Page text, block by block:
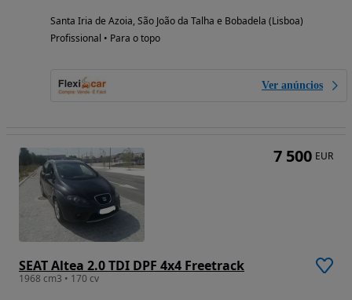
Santa Iria de Azoia, São João da Talha e Bobadela (Lisboa)
Profissional • Para o topo
Ver anúncios
SEAT Altea 2.0 TDI DPF 4x4 Freetrack
1968 cm3 • 170 cv
7 500 EUR